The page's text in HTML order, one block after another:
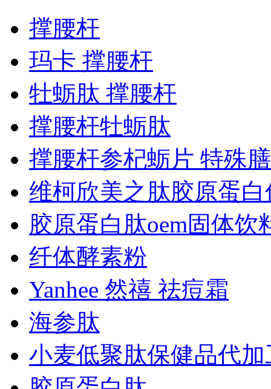
撑腰杆
玛卡 撑腰杆
牡蛎肽 撑腰杆
撑腰杆牡蛎肽
撑腰杆参杞蛎片 特殊
维柯欣美之肽胶原蛋
胶原蛋白肽oem固体
纤体酵素粉
Yanhee 然禧 祛痘霜
海参肽
小麦低聚肽保健品代加